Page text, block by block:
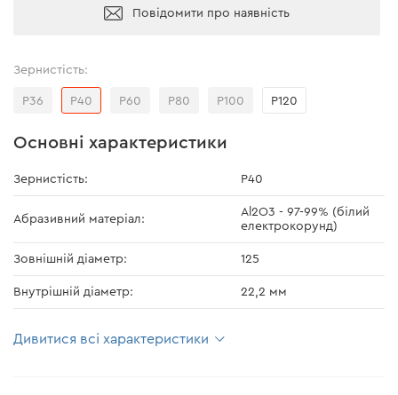
Повідомити про наявність
Зернистість:
Р36 Р40 Р60 Р80 Р100 Р120
Основні характеристики
Зернистість: Р40
Абразивний матеріал:
Al2O3 - 97-99% (білий
електрокорунд)
Зовнішній діаметр: 125
Внутрішній діаметр: 22,2 мм
Дивитися всі характеристики